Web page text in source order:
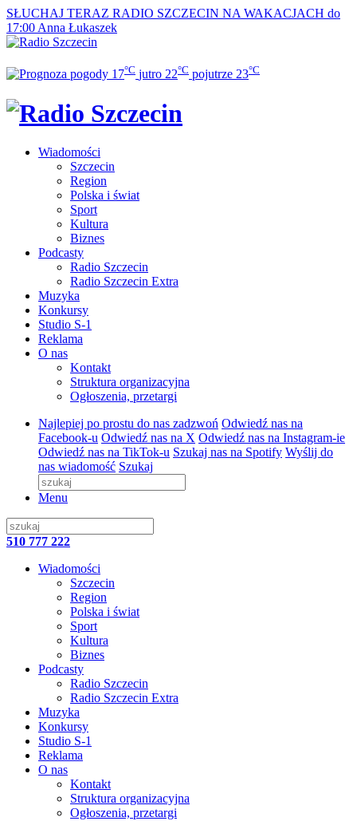
SŁUCHAJ TERAZ RADIO SZCZECIN NA WAKACJACH do
17:00 Anna Łukaszek
17°C jutro 22°C pojutrze 23°C
Wiadomości
Szczecin
Region
Polska i świat
Sport
Kultura
Biznes
Podcasty
Radio Szczecin
Radio Szczecin Extra
Muzyka
Konkursy
Studio S-1
Reklama
O nas
Kontakt
Struktura organizacyjna
Ogłoszenia, przetargi
Najlepiej po prostu do nas zadzwoń Odwiedź nas na
Facebook-u Odwiedź nas na X Odwiedź nas na Instagram-ie
Odwiedź nas na TikTok-u Szukaj nas na Spotify Wyślij do
nas wiadomość Szukaj
Menu
510 777 222
Wiadomości
Szczecin
Region
Polska i świat
Sport
Kultura
Biznes
Podcasty
Radio Szczecin
Radio Szczecin Extra
Muzyka
Konkursy
Studio S-1
Reklama
O nas
Kontakt
Struktura organizacyjna
Ogłoszenia, przetargi